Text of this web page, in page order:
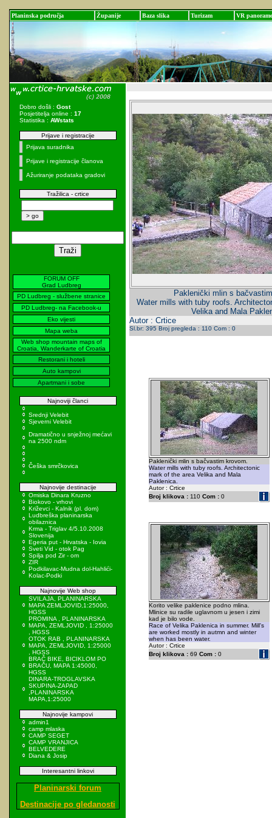
Planinska područja Županije Baza slika Turizam VR panorame
Dobro došli : Gost
Posjetitelja online : 17
Statistika : AWstats
Prijave i registracije
Prijava suradnika
Prijave i registracije članova
Ažuriranje podataka gradovi
Tražilica - crtice
FORUM OFF
Grad Ludbreg
PD Ludbreg - službene stranice
PD Ludbreg- na Facebook-u
Eko vijesti
Mapa weba
Web shop mountain maps of
Croatia, Wanderkarte of Croatia
Restorani i hoteli
Auto kampovi
Apartmani i sobe
Najnoviji članci
Srednji Velebit
Sjeverni Velebit
Dramatično u snježnoj mećavi
na 2500 ndm
Češka smrčkovica
Najnovije destinacije
Omiska Dinara Kruzno
Biokovo - vrhovi
Križevci - Kalnik (pl. dom)
Ludbreška planinarska
obilaznica
Krma - Triglav 4/5.10.2008
Slovenija
Egeria put - Hrvatska - Iovia
Sveti Vid - otok Pag
Spilja pod Zir - om
ZIR
Podkilavac-Mudna dol-Hahlići-
Kolac-Podki
Najnovije Web shop
SVILAJA, PLANINARSKA
MAPA ZEMLJOVID,1:25000,
HGSS
PROMINA , PLANINARSKA
MAPA, ZEMLJOVID , 1:25000
, HGSS
OTOK RAB , PLANINARSKA
MAPA, ZEMLJOVID, 1:25000
, HGSS
BRAČ BIKE, BICIKLOM PO
BRAČU, MAPA 1:45000,
HGSS
DINARA-TROGLAVSKA
SKUPINA-ZAPAD
,PLANINARSKA
MAPA,1:25000
Najnovije kampovi
admin1
camp mlaska
CAMP SEGET
CAMP VRANJICA
BELVEDERE
Diana & Josip
Interesantni linkovi
Planinarski forum
Destinacije po gledanosti
Paklenički mlin s
Water mills with tuby roofs.
Velika and Mala
Autor : Crtice
Sl.br: 395 Broj pregleda : 110 Com : 0
Paklenički mlin s bačvastim krovom.
Water mills with tuby roofs. Architectonic
mark of the area Velika and Mala
Paklenica.
Autor : Crtice
Broj klikova :110 Com :0
Korito velike paklenice podno mlina.
Mlinice su radile uglavnom u jesen i zimi
kad je bilo vode.
Race of Velika Paklenica in summer. Mill's
are worked mostly in autmn and winter
when has been water.
Autor : Crtice
Broj klikova :69 Com :0